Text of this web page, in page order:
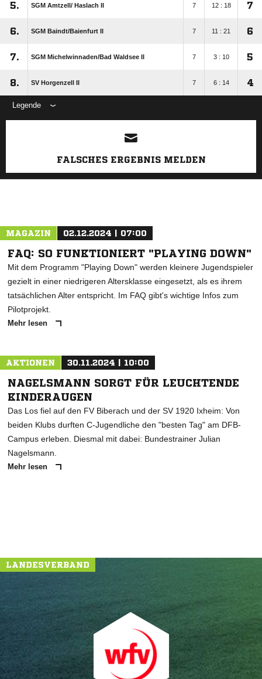
5. SGM Amtzell/​ Haslach II 7 12 : 18 7
6. SGM Baindt/​Baienfurt II 7 11 : 21 6
7. SGM Michelwinnaden/​Bad Waldsee II 7 3 : 10 5
8. SV Horgenzell II 7 6 : 14 4
Legende
ANZEIGE
FALSCHES ERGEBNIS MELDEN
MAGAZIN 02.12.2024 | 07:00
FAQ: SO FUNKTIONIERT "PLAYING DOWN"
Mit dem Programm "Playing Down" werden kleinere Jugendspieler
gezielt in einer niedrigeren Altersklasse eingesetzt, als es ihrem
tatsächlichen Alter entspricht. Im FAQ gibt's wichtige Infos zum
Pilotprojekt.
Mehr lesen
AKTIONEN 30.11.2024 | 10:00
NAGELSMANN SORGT FÜR LEUCHTENDE
KINDERAUGEN
Das Los fiel auf den FV Biberach und der SV 1920 Ixheim: Von
beiden Klubs durften C-Jugendliche den "besten Tag" am DFB-
Campus erleben. Diesmal mit dabei: Bundestrainer Julian
Nagelsmann.
Mehr lesen
LANDESVERBAND